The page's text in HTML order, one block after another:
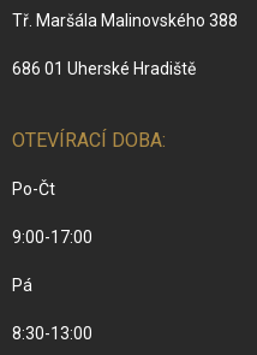
Tř. Maršála Malinovského 388
686 01 Uherské Hradiště
OTEVÍRACÍ DOBA:
Po-Čt
9:00-17:00
Pá
8:30-13:00